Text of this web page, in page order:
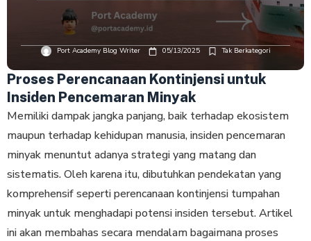
Port Academy Blog Writer 05/13/2025 Tak Berkategori
Proses Perencanaan Kontinjensi untuk
Insiden Pencemaran Minyak
Memiliki dampak jangka panjang, baik terhadap ekosistem
maupun terhadap kehidupan manusia, insiden pencemaran
minyak menuntut adanya strategi yang matang dan
sistematis. Oleh karena itu, dibutuhkan pendekatan yang
komprehensif seperti perencanaan kontinjensi tumpahan
minyak untuk menghadapi potensi insiden tersebut. Artikel
ini akan membahas secara mendalam bagaimana proses